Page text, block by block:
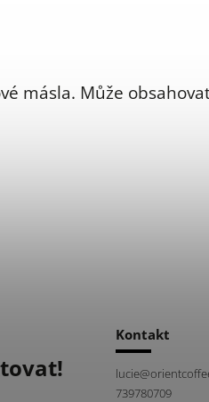
másla. Může
Kontakt
lucie@
739780709